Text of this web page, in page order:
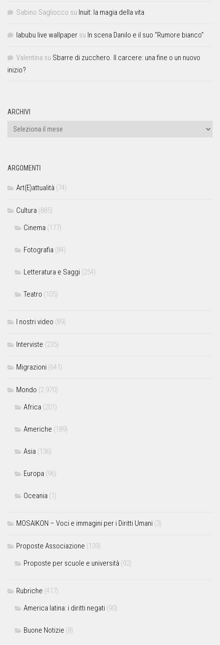
Sabino Sagliocco su Inuit: la magia della vita
labubu live wallpaper su In scena Danilo e il suo “Rumore bianco”
Valentina su Sbarre di zucchero. Il carcere: una fine o un nuovo
inizio?
ARCHIVI
ARGOMENTI
Art(E)attualità (74)
Cultura (885)
Cinema (177)
Fotografia (84)
Letteratura e Saggi (254)
Teatro (105)
I nostri video (89)
Interviste (235)
Migrazioni (641)
Mondo (2.970)
Africa (201)
Americhe (189)
Asia (136)
Europa (96)
Oceania (1)
MOSAIKON – Voci e immagini per i Diritti Umani (3)
Proposte Associazione (139)
Proposte per scuole e università (92)
Rubriche (417)
America latina: i diritti negati (90)
Buone Notizie (8)